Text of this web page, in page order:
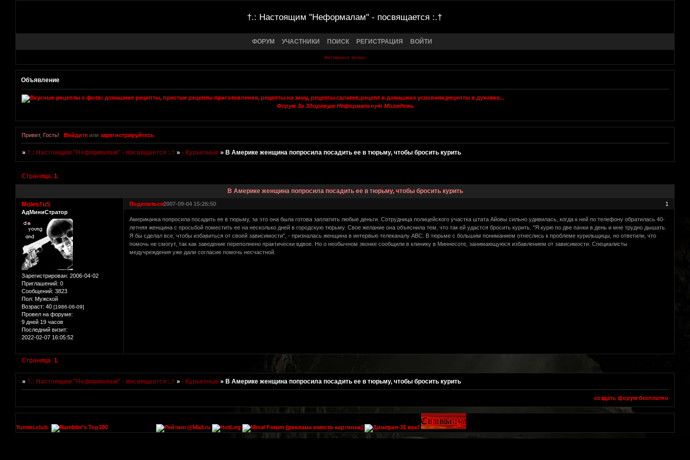
†.: Настоящим "Неформалам" - посвящается :.†
ФОРУМ УЧАСТНИКИ ПОИСК РЕГИСТРАЦИЯ ВОЙТИ
Активные темы
Объявление
Форум За Здоровую Неформальную Молодежь
Привет, Гость! Войдитеили зарегистрируйтесь.
»†.: Настоящим "Неформалам" - посвящается :.† »- Курьезные » В Америке женщина попросила посадить ее в тюрьму, чтобы бросить курить
В Америке женщина попросила посадить ее в тюрьму, чтобы бросить курить
Страница:1
Поделиться 1
2007-09-04 15:26:50
Moles†uS
АдМиниСтратор
Зарегистрирован: 2006-04-02
Приглашений: 0
Сообщений: 3823
Пол: Мужской
Возраст: 40 [1986-06-09]
Провел на форуме:
9 дней 19 часов
Последний визит:
2022-02-07 16:05:52
Американка попросила посадить ее в тюрьму, за это она была готова заплатить любые деньги. Сотрудница полицейского участка штата Айовы сильно удивилась, когда к ней по телефону обратилась 40-
летняя женщина с просьбой поместить ее на несколько дней в городскую тюрьму. Свое желание она объяснила тем, что так ей удастся бросить курить. "Я курю по две пачки в день и мне трудно дышать.
Я бы сделал все, чтобы избавиться от своей зависимости", - призналась женщина в интервью телеканалу ABC. В тюрьме с большим пониманием отнеслись к проблеме курильщицы, но ответили, что
помочь не смогут, так как заведение переполнено практически вдвое. Но о необычном звонке сообщили в клинику в Миннесоте, занимающуюся избавлением от зависимости. Специалисты
медучреждения уже дали согласие помочь несчастной.
Страница:1
»†.: Настоящим "Неформалам" - посвящается :.† »- Курьезные » В Америке женщина попросила посадить ее в тюрьму, чтобы бросить курить
создать форум бесплатно
Yummi.club [реклама вместо картинки]